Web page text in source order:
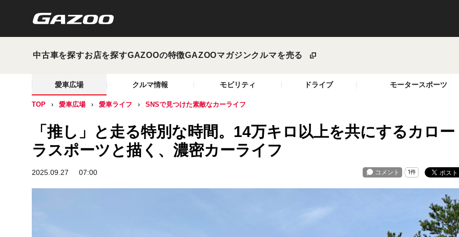
中古車を探すお店を探すGAZOOの特徴GAZOOマガジンクルマを売る
愛車広場 クルマ情報 モビリティ ドライブ モータースポーツ
TOP 愛車広場 愛車ライフ SNSで見つけた素敵なカーライフ
「推し」と走る特別な時間。14万キロ以上を共にするカロー
ラスポーツと描く、濃密カーライフ
2025.09.27 07:00